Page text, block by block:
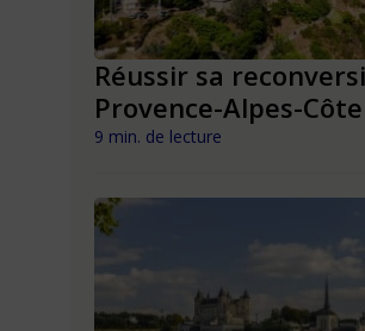
Réussir sa
Provence-Alpes-Côte
9 min. de lecture